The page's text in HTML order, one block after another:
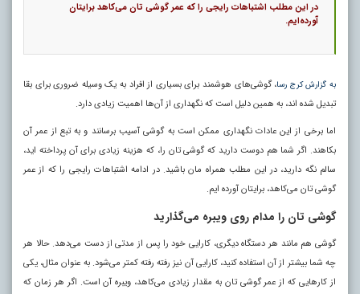
در این مطلب اشتباهات رایجی را که عمر گوشی‌ تان می‌کاهد برایتان
آورده‌ایم.
به گزارش کرج رسا، گوشی‌های هوشمند برای بسیاری از افراد به یک وسیله ضروری برای بقا
تبدیل شده اند، به همین دلیل است که نگهداری از آن‌ها اهمیت زیادی دارد.
اما برخی از این عادات نگهداری ممکن است به گوشی آسیب برسانند و به تبع از عمر آن
بکاهند. اگر شما هم دوست دارید که گوشی تان را، که هزینه زیادی برای آن پرداخته اید،
سالم نگه دارید، در این مطلب همراه مان باشید. در ادامه اشتباهات رایجی را که از عمر
گوشی تان می‌کاهد، برایتان آورده ایم.
گوشی تان را مدام روی ویبره می‌گذارید
گوشی هم مانند هر دستگاه دیگری، کارایی خود را پس از مدتی از دست می‌دهد. حالا هر
چه شما بیشتر از آن استفاده کنید، کارایی آن نیز رفته رفته کمتر می‌شود. به عنوان مثال، یکی
از کار‌هایی که از عمر گوشی تان به مقدار زیادی می‌کاهد، ویبره آن است. اگر هر زمان که